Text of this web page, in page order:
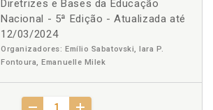
Diretrizes e Bases da Educação
Nacional - 5ª Edição - Atualizada até
12/03/2024
Organizadores: Emílio Sabatovski, Iara P.
Fontoura, Emanuelle Milek